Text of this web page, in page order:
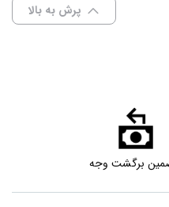
پرش به بالا
برگشت وجه